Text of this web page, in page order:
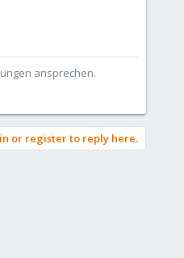
ansprechen.
or register to reply here.